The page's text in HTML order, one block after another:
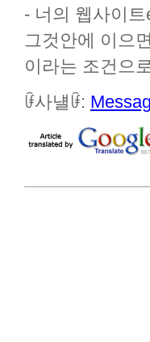
- 너의 웹사이
그것안에 이으
이라는 조건으
ꀰ사냴ꀰ: